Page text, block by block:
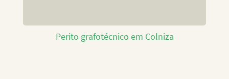
Perito grafotécnico em Colniza